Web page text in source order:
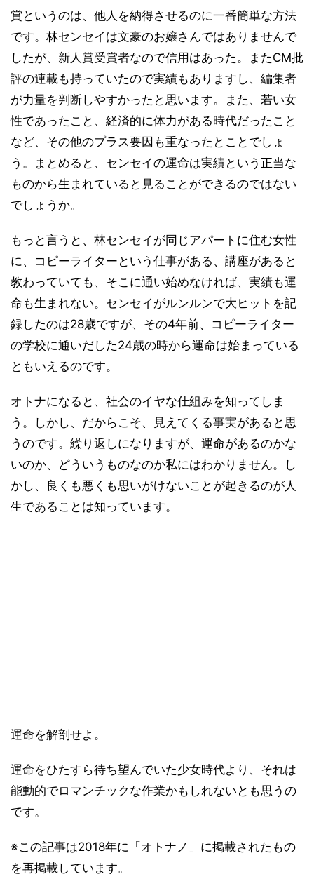
賞というのは、他人を納得させるのに一番簡単な方法
です。林センセイは文豪のお嬢さんではありませんで
したが、新人賞受賞者なので信用はあった。またCM批
評の連載も持っていたので実績もありますし、編集者
が力量を判断しやすかったと思います。また、若い女
性であったこと、経済的に体力がある時代だったこと
など、その他のプラス要因も重なったとことでしょ
う。まとめると、センセイの運命は実績という正当な
ものから生まれていると見ることができるのではない
でしょうか。
もっと言うと、林センセイが同じアパートに住む女性
に、コピーライターという仕事がある、講座があると
教わっていても、そこに通い始めなければ、実績も運
命も生まれない。センセイがルンルンで大ヒットを記
録したのは28歳ですが、その4年前、コピーライター
の学校に通いだした24歳の時から運命は始まっている
ともいえるのです。
オトナになると、社会のイヤな仕組みを知ってしま
う。しかし、だからこそ、見えてくる事実があると思
うのです。繰り返しになりますが、運命があるのかな
いのか、どういうものなのか私にはわかりません。し
かし、良くも悪くも思いがけないことが起きるのが人
生であることは知っています。
運命を解剖せよ。
運命をひたすら待ち望んでいた少女時代より、それは
能動的でロマンチックな作業かもしれないとも思うの
です。
※この記事は2018年に「オトナノ」に掲載されたもの
を再掲載しています。